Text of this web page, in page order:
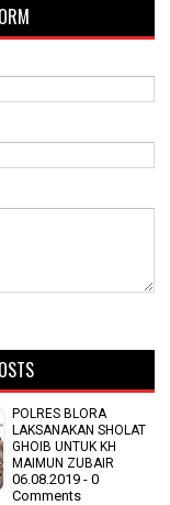
POLRES BLORA
LAKSANAKAN SHOLAT
GHOIB UNTUK KH
MAIMUN ZUBAIR
06.08.2019 - 0
Comments